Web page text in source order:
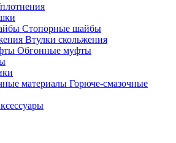
Стопорные шайбы
Втулки скольжения
Обгонные муфты
Горюче-смазочные